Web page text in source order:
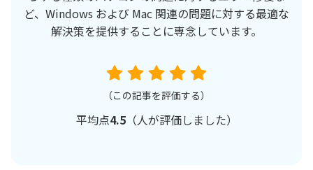
ど、Windows および Mac 関連の問題に対する最適な
解決策を提供することに専念しています。
（この記事を評価する）
平均点4.5（人が評価しました）